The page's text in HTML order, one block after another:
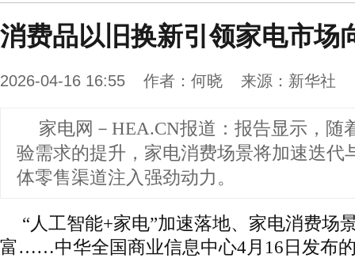
消费品以旧换新引领家电市场
2026-04-16 16:55 作者： 何晓 来源： 新华社
家电网－HEA.CN报道： 报告显示，随
验需求的提升，家电消费场景将加速迭代
体零售渠道注入强劲动力。
“人工智能+家电”加速落地、家电消费场
富……中华全国商业信息中心4月16日发布